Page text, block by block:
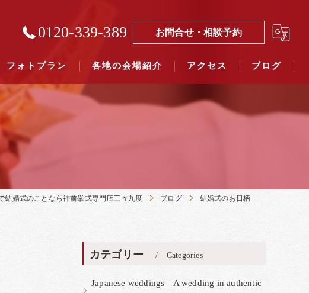
0120-339-389 お問合せ・相談予約
の神社一覧（４０社寺）｜三々九度東京
の神社一覧（７５社）県別表示｜三々九度東京
フォトプラン 各地の会場紹介 アクセス ブログ
結婚式のことなら神前挙式専門店三々九度 ブログ 結婚式のお日柄
カテゴリー Categories
Japanese weddings A wedding in authentic